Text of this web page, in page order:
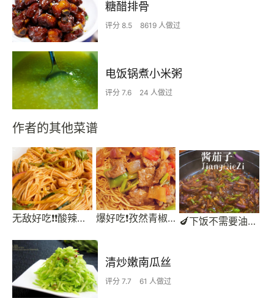
糖醋排骨
评分 8.5 8619 人做过
电饭锅煮小米粥
评分 7.6 24 人做过
作者的其他菜谱
无敌好吃❗❗酸辣麻酱拌面 快手凉拌面~ 爆好吃❗孜然青椒牛肉盖浇面 兰州拉面馆里的味道❗ 🍆下饭不需要油炸的酱茄子！香辣不腻！简单上手快
清炒嫩南瓜丝
评分 7.7 61 人做过